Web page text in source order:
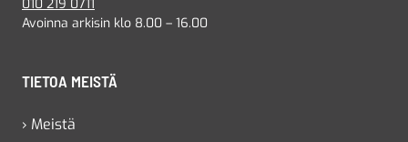
010 219 0711
Avoinna arkisin klo 8.00 – 16.00
TIETOA MEISTÄ
› Meistä